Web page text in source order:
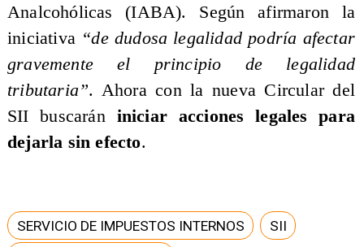
Analcohólicas (IABA). Según afirmaron la
iniciativa “de dudosa legalidad podría afectar
gravemente el principio de legalidad
tributaria”. Ahora con la nueva Circular del
SII buscarán iniciar acciones legales para
dejarla sin efecto.
SERVICIO DE IMPUESTOS INTERNOS
SII